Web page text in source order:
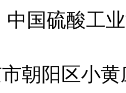
中国硫酸工
朝阳区小